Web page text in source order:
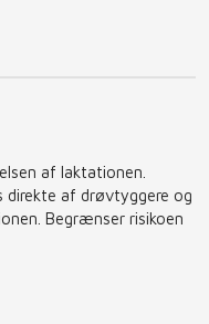
af laktationen.
direkte af drøvtyggere og
Begrænser risikoen